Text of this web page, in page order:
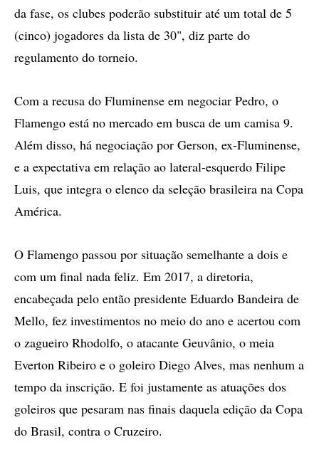
da fase, os clubes poderão substituir até um total de 5
(cinco) jogadores da lista de 30", diz parte do
regulamento do torneio.
Com a recusa do Fluminense em negociar Pedro, o
Flamengo está no mercado em busca de um camisa 9.
Além disso, há negociação por Gerson, ex-Fluminense,
e a expectativa em relação ao lateral-esquerdo Filipe
Luis, que integra o elenco da seleção brasileira na Copa
América.
O Flamengo passou por situação semelhante a dois e
com um final nada feliz. Em 2017, a diretoria,
encabeçada pelo então presidente Eduardo Bandeira de
Mello, fez investimentos no meio do ano e acertou com
o zagueiro Rhodolfo, o atacante Geuvânio, o meia
Everton Ribeiro e o goleiro Diego Alves, mas nenhum a
tempo da inscrição. E foi justamente as atuações dos
goleiros que pesaram nas finais daquela edição da Copa
do Brasil, contra o Cruzeiro.